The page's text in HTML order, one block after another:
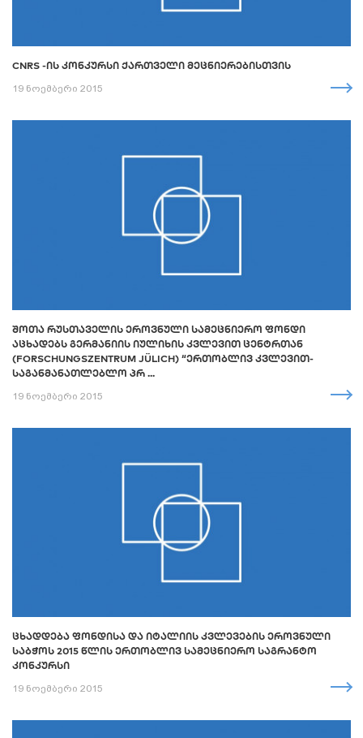
CNRS -ᲘᲡ ᲙᲝᲜᲙᲣᲠᲡᲘ ᲥᲐᲠᲗᲕᲔᲚᲘ ᲛᲔᲪᲜᲘᲔᲠᲔᲑᲘᲡᲗᲕᲘᲡ
19 ნოემბერი 2015
ᲨᲝᲗᲐ ᲠᲣᲡᲗᲐᲕᲔᲚᲘᲡ ᲔᲠᲝᲕᲜᲣᲚᲘ ᲡᲐᲛᲔᲪᲜᲘᲔᲠᲝ ᲤᲝᲜᲓᲘ
ᲐᲪᲮᲐᲓᲔᲑᲡ ᲒᲔᲠᲛᲐᲜᲘᲘᲡ ᲘᲣᲚᲘᲮᲘᲡ ᲙᲕᲚᲔᲕᲘᲗ ᲪᲔᲜᲢᲠᲗᲐᲜ
(FORSCHUNGSZENTRUM JÜLICH) “ᲔᲠᲗᲝᲑᲚᲘᲕ ᲙᲕᲚᲔᲕᲘᲗ-
ᲡᲐᲒᲐᲜᲛᲐᲜᲐᲗᲚᲔᲑᲚᲝ ᲞᲠ ...
19 ნოემბერი 2015
ᲪᲮᲐᲓᲓᲔᲑᲐ ᲤᲝᲜᲓᲘᲡᲐ ᲓᲐ ᲘᲢᲐᲚᲘᲘᲡ ᲙᲕᲚᲔᲕᲔᲑᲘᲡ ᲔᲠᲝᲕᲜᲣᲚᲘ
ᲡᲐᲑᲭᲝᲡ 2015 ᲬᲚᲘᲡ ᲔᲠᲗᲝᲑᲚᲘᲕ ᲡᲐᲛᲔᲪᲜᲘᲔᲠᲝ ᲡᲐᲒᲠᲐᲜᲢᲝ
ᲙᲝᲜᲙᲣᲠᲡᲘ
19 ნოემბერი 2015